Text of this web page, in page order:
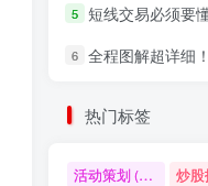
5 短线交易必须要懂的术语有
6 全程图解超详细！何
热门标签
活动策划(49)